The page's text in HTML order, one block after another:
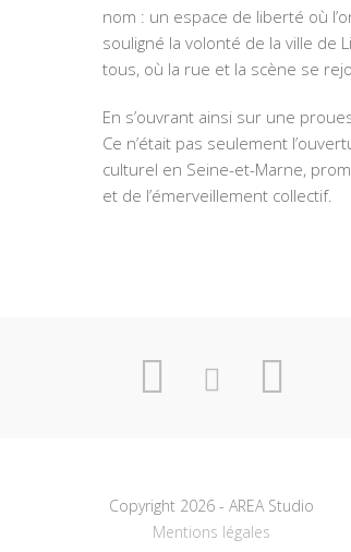
nom : un espace de liberté où
souligné la volonté de la ville de
tous, où la rue et la scène se
En s’ouvrant ainsi sur une
Ce n’était pas seulement
culturel en Seine-et-Marne,
et de l’émerveillement collectif.
Copyright 2026 - AREA Studio
Mentions légales